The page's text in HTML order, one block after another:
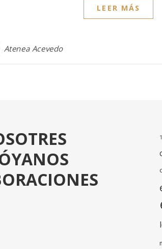
LEER MÁS
Atenea Acevedo